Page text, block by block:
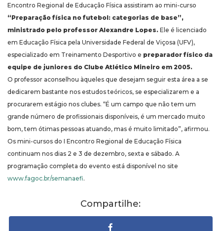
Encontro Regional de Educação Física assistiram ao mini-curso
“Preparação física no futebol: categorias de base”,
ministrado pelo professor Alexandre Lopes. Ele é licenciado
em Educação Física pela Universidade Federal de Viçosa (UFV),
especializado em Treinamento Desportivo e preparador físico da
equipe de juniores do Clube Atlético Mineiro em 2005.
O professor aconselhou àqueles que desejam seguir esta área a se
dedicarem bastante nos estudos teóricos, se especializarem e a
procurarem estágio nos clubes. “É um campo que não tem um
grande número de profissionais disponíveis, é um mercado muito
bom, tem ótimas pessoas atuando, mas é muito limitado”, afirmou.
Os mini-cursos do I Encontro Regional de Educação Física
continuam nos dias 2 e 3 de dezembro, sexta e sábado. A
programação completa do evento está disponível no site
www.fagoc.br/semanaefi.
Compartilhe: